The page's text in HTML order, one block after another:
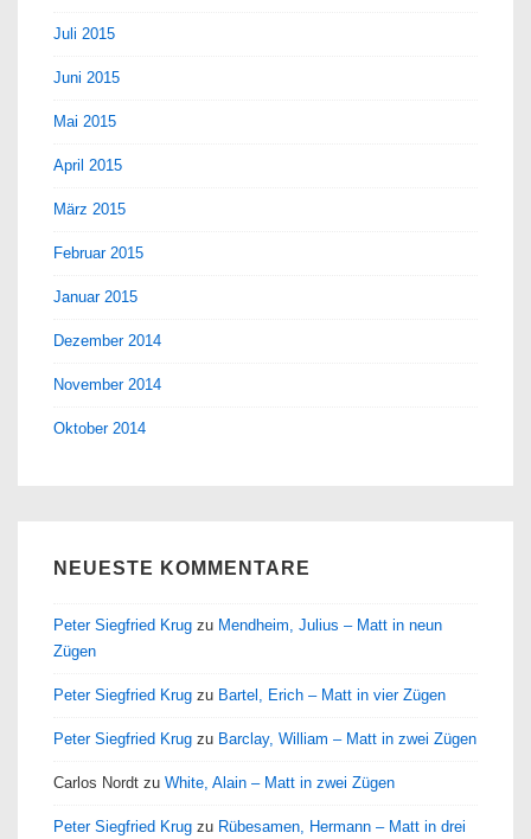
Juli 2015
Juni 2015
Mai 2015
April 2015
März 2015
Februar 2015
Januar 2015
Dezember 2014
November 2014
Oktober 2014
NEUESTE KOMMENTARE
Peter Siegfried Krug zu Mendheim, Julius – Matt in neun
Zügen
Peter Siegfried Krug zu Bartel, Erich – Matt in vier Zügen
Peter Siegfried Krug zu Barclay, William – Matt in zwei Zügen
Carlos Nordt zu White, Alain – Matt in zwei Zügen
Peter Siegfried Krug zu Rübesamen, Hermann – Matt in drei